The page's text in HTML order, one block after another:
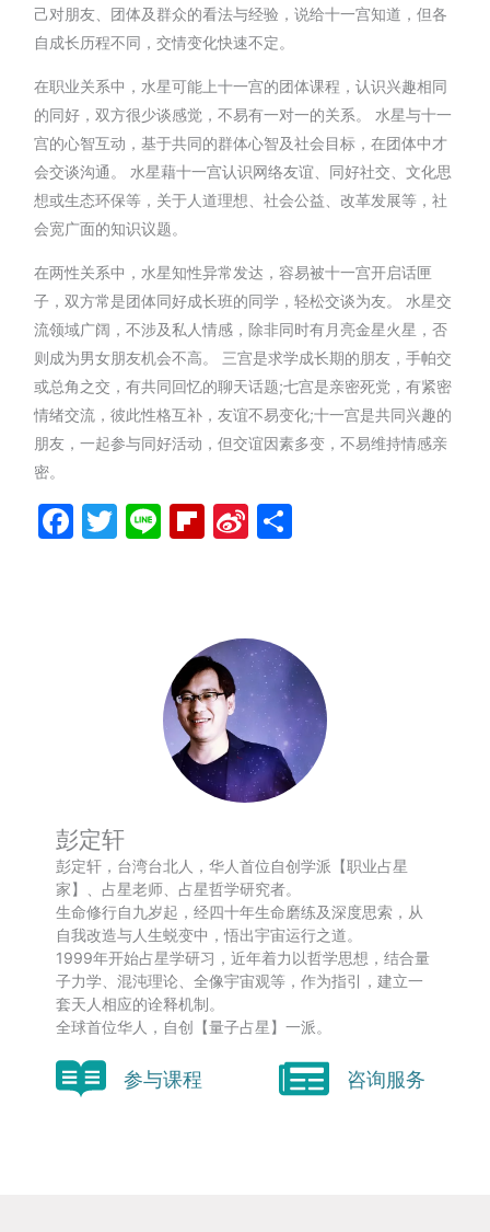
己对朋友、团体及群众的看法与经验，说给十一宫知道，但各
自成长历程不同，交情变化快速不定。
在职业关系中，水星可能上十一宫的团体课程，认识兴趣相同
的同好，双方很少谈感觉，不易有一对一的关系。 水星与十一
宫的心智互动，基于共同的群体心智及社会目标，在团体中才
会交谈沟通。 水星藉十一宫认识网络友谊、同好社交、文化思
想或生态环保等，关于人道理想、社会公益、改革发展等，社
会宽广面的知识议题。
在两性关系中，水星知性异常发达，容易被十一宫开启话匣
子，双方常是团体同好成长班的同学，轻松交谈为友。 水星交
流领域广阔，不涉及私人情感，除非同时有月亮金星火星，否
则成为男女朋友机会不高。 三宫是求学成长期的朋友，手帕交
或总角之交，有共同回忆的聊天话题;七宫是亲密死党，有紧密
情绪交流，彼此性格互补，友谊不易变化;十一宫是共同兴趣的
朋友，一起参与同好活动，但交谊因素多变，不易维持情感亲
密。
Facebook
Twitter
LineFlipboard
Sina
彭定轩
彭定轩，台湾台北人，华人首位自创学派【职业占星
家】、占星老师、占星哲学研究者。
生命修行自九岁起，经四十年生命磨练及深度思索，从
自我改造与人生蜕变中，悟出宇宙运行之道。
1999年开始占星学研习，近年着力以哲学思想，结合量
子力学、混沌理论、全像宇宙观等，作为指引，建立一
套天人相应的诠释机制。
全球首位华人，自创【量子占星】一派。
参与课程 咨询服务